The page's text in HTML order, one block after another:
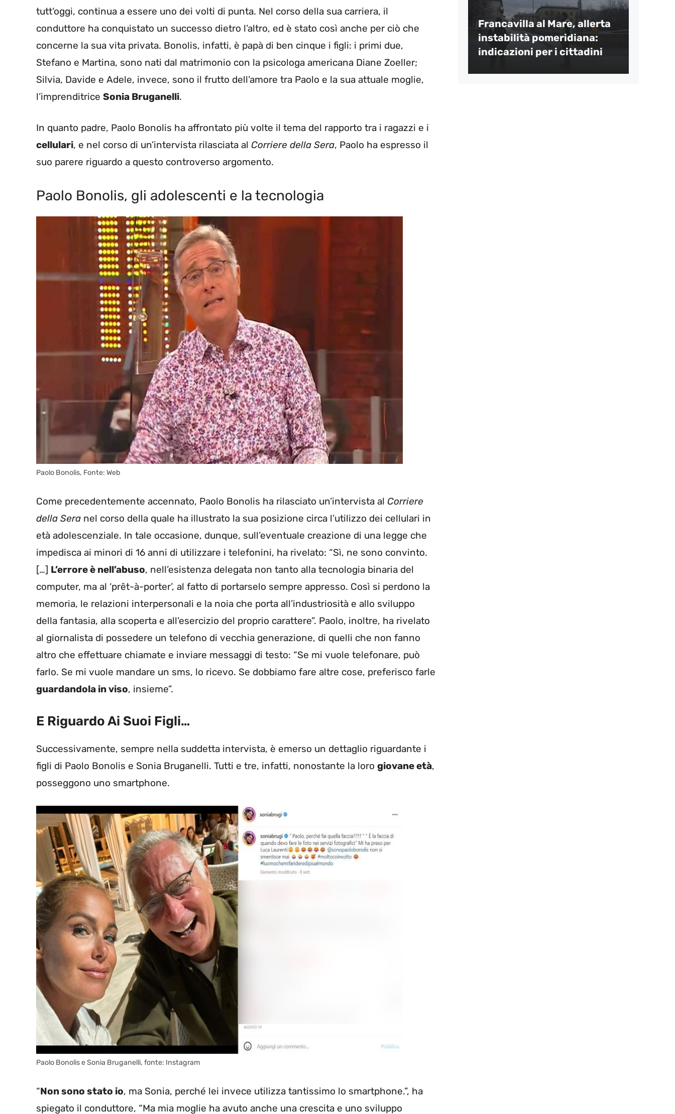
tutt’oggi, continua a essere uno dei volti di punta. Nel corso della sua carriera, il
conduttore ha conquistato un successo dietro l’altro, ed è stato così anche per ciò che
concerne la sua vita privata. Bonolis, infatti, è papà di ben cinque i figli: i primi due,
Stefano e Martina, sono nati dal matrimonio con la psicologa americana Diane Zoeller;
Silvia, Davide e Adele, invece, sono il frutto dell’amore tra Paolo e la sua attuale moglie,
l’imprenditrice Sonia Bruganelli.
In quanto padre, Paolo Bonolis ha affrontato più volte il tema del rapporto tra i ragazzi e i
cellulari, e nel corso di un’intervista rilasciata al Corriere della Sera, Paolo ha espresso il
suo parere riguardo a questo controverso argomento.
Paolo Bonolis, gli adolescenti e la tecnologia
Paolo Bonolis, Fonte: Web
Come precedentemente accennato, Paolo Bonolis ha rilasciato un’intervista al Corriere
della Sera nel corso della quale ha illustrato la sua posizione circa l’utilizzo dei cellulari in
età adolescenziale. In tale occasione, dunque, sull’eventuale creazione di una legge che
impedisca ai minori di 16 anni di utilizzare i telefonini, ha rivelato: “Sì, ne sono convinto.
[…] L’errore è nell’abuso, nell’esistenza delegata non tanto alla tecnologia binaria del
computer, ma al ‘prêt-à-porter’, al fatto di portarselo sempre appresso. Così si perdono la
memoria, le relazioni interpersonali e la noia che porta all’industriosità e allo sviluppo
della fantasia, alla scoperta e all’esercizio del proprio carattere”. Paolo, inoltre, ha rivelato
al giornalista di possedere un telefono di vecchia generazione, di quelli che non fanno
altro che effettuare chiamate e inviare messaggi di testo: “Se mi vuole telefonare, può
farlo. Se mi vuole mandare un sms, lo ricevo. Se dobbiamo fare altre cose, preferisco farle
guardandola in viso, insieme”.
E Riguardo Ai Suoi Figli…
Successivamente, sempre nella suddetta intervista, è emerso un dettaglio riguardante i
figli di Paolo Bonolis e Sonia Bruganelli. Tutti e tre, infatti, nonostante la loro giovane età,
posseggono uno smartphone.
Paolo Bonolis e Sonia Bruganelli, fonte: Instagram
“Non sono stato io, ma Sonia, perché lei invece utilizza tantissimo lo smartphone.”, ha
spiegato il conduttore, “Ma mia moglie ha avuto anche una crescita e uno sviluppo
Francavilla al Mare, allerta
instabilità pomeridiana:
indicazioni per i cittadini